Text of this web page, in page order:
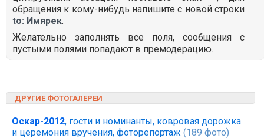
обращения к кому-нибудь напишите с новой строки
to: Имярек.
Желательно заполнять все поля, сообщения с
пустыми полями попадают в премодерацию.
ДРУГИЕ ФОТОГАЛЕРЕИ
Оскар-2012, гости и номинанты, ковровая дорожка
и церемония вручения, фоторепортаж (189 фото)